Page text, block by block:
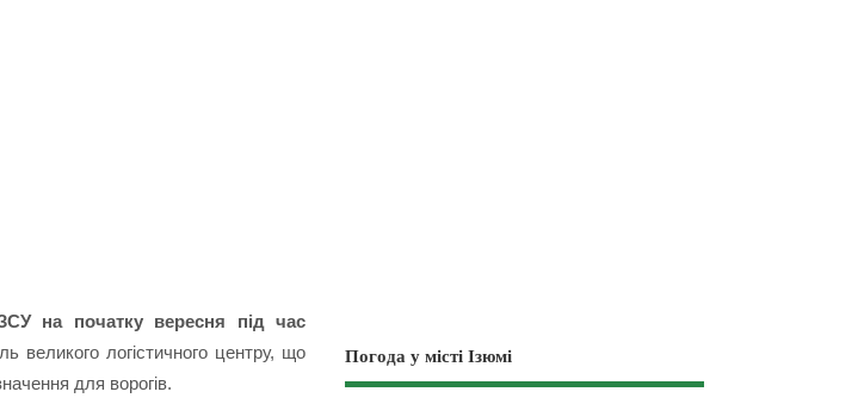
на початку вересня під час
великого логістичного центру, що
для ворогів.
Погода у місті Ізюмі